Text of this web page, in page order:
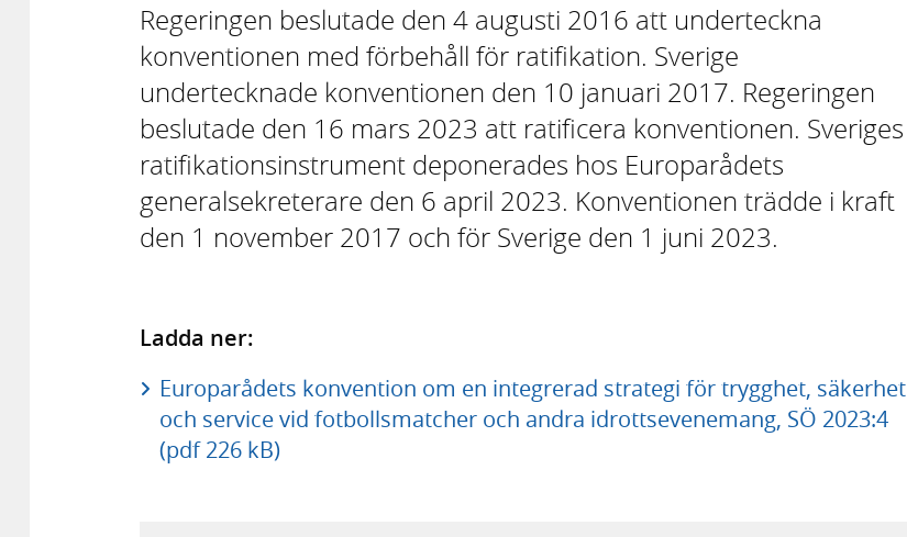
Regeringen beslutade den 4 augusti 2016 att underteckna
konventionen med förbehåll för ratifikation. Sverige
undertecknade konventionen den 10 januari 2017. Regeringen
beslutade den 16 mars 2023 att ratificera konventionen. Sveriges
ratifikationsinstrument deponerades hos Europarådets
generalsekreterare den 6 april 2023. Konventionen trädde i kraft
den 1 november 2017 och för Sverige den 1 juni 2023.
Ladda ner:
Europarådets konvention om en integrerad strategi för trygghet, säkerhet
och service vid fotbollsmatcher och andra idrottsevenemang, SÖ 2023:4
(pdf 226 kB)